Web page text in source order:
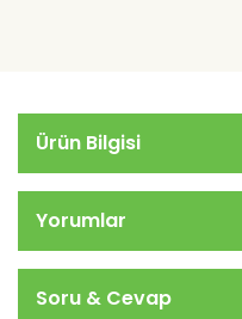
Ürün Bilgisi
Yorumlar
Soru & Cevap